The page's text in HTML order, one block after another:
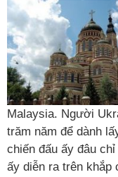
Malaysia. Người
trăm năm để dành
chiến đấu ấy đâu
ấy diễn ra trên